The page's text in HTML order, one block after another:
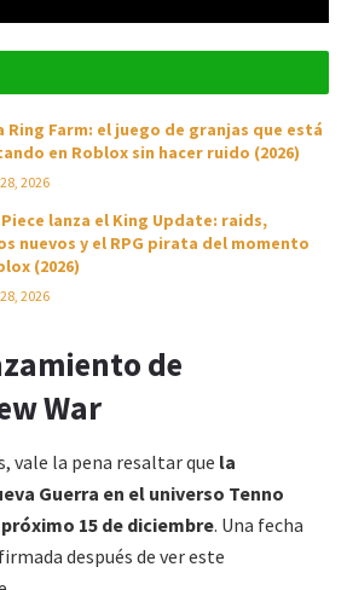
Ring Farm: el juego de granjas que está
en Roblox sin hacer ruido (2026)
2026
lanza el King Update: raids,
nuevos y el RPG pirata del momento
(2026)
2026
de
War
vale la pena resaltar que la
Guerra en el universo Tenno
15 de diciembre. Una fecha
después de ver este